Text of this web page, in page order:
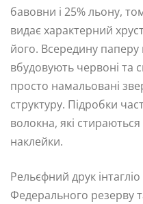
бавовни і 25% льону,
видає характерний
його. Всередину
вбудовують червоні та
просто намальовані
структуру. Підробки
волокна, які
наклейки.
Рельєфний друк
Федерального резерву